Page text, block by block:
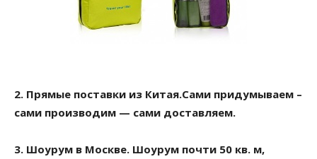
2. Прямые поставки из Китая.Сами придумываем –
сами производим — сами доставляем.
3. Шоурум в Москве. Шоурум почти 50 кв. м,